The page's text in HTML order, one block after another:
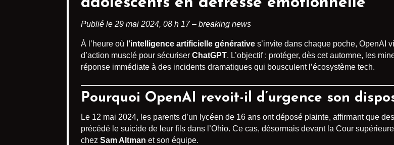
Publié le 29 mai 2024, 08 h 17 – breaking news
À l’heure où l’intelligence artificielle générative s’invite dans chaque poche, OpenAI
d’action musclé pour sécuriser ChatGPT. L’objectif : protéger, dès cet automne, les
réponse immédiate à des incidents dramatiques qui bousculent l’écosystème tech.
Pourquoi OpenAI revoit-il d’urgence son
Le 12 mai 2024, les parents d’un lycéen de 16 ans ont déposé plainte, affirmant que
précédé le suicide de leur fils dans l’Ohio. Ce cas, désormais devant la Cour
chez Sam Altman et son équipe.